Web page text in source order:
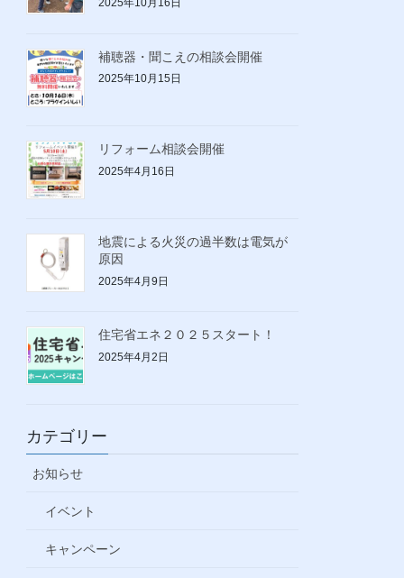
2025年10月16日
補聴器・聞こえの相談会開催
2025年10月15日
リフォーム相談会開催
2025年4月16日
地震による火災の過半数は電気が
原因
2025年4月9日
住宅省エネ２０２５スタート！
2025年4月2日
カテゴリー
お知らせ
イベント
キャンペーン